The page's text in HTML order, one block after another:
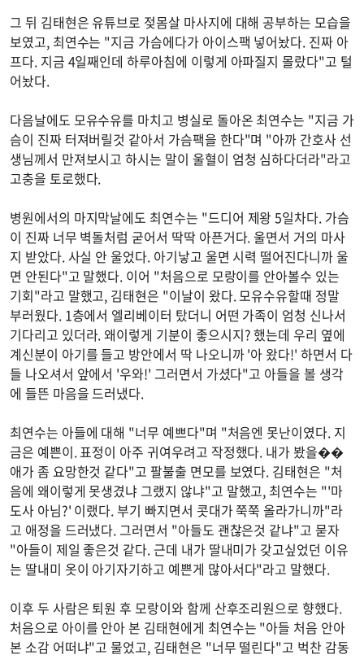
그 뒤 김태현은 유튜브로 젖몸살 마사지에 대해 공부하는 모습을
보였고, 최연수는 "지금 가슴에다가 아이스팩 넣어놨다. 진짜 아
프다. 지금 4일째인데 하루아침에 이렇게 아파질지 몰랐다"고 털
어놨다.
다음날에도 모유수유를 마치고 병실로 돌아온 최연수는 "지금 가
슴이 진짜 터져버릴것 같아서 가슴팩을 한다"며 "아까 간호사 선
생님께서 만져보시고 하시는 말이 울혈이 엄청 심하다더라"라고
고충을 토로했다.
병원에서의 마지막날에도 최연수는 "드디어 제왕 5일차다. 가슴
이 진짜 너무 벽돌처럼 굳어서 딱딱 아픈거다. 울면서 거의 마사
지 받았다. 사실 안 울었다. 아기낳고 울면 시력 떨어진다니까 울
면 안된다"고 말했다. 이어 "처음으로 모랑이를 안아볼수 있는
기회"라고 말했고, 김태현은 "이날이 왔다. 모유수유할때 정말
부러웠다. 1층에서 엘리베이터 탔더니 어떤 가족이 엄청 신나서
기다리고 있더라. 왜이렇게 기분이 좋으시지? 했는데 우리 옆에
계신분이 아기를 들고 방안에서 딱 나오니까 '아 왔다!' 하면서 다
들 나오셔서 앞에서 '우와!' 그러면서 가셨다"고 아들을 볼 생각
에 들뜬 마음을 드러냈다.
최연수는 아들에 대해 "너무 예쁘다"며 "처음엔 못난이였다. 지
금은 예쁜이. 표정이 아주 귀여우려고 작정했다. 내가 봤을��
애가 좀 요망한것 같다"고 팔불출 면모를 보였다. 김태현은 "처
음에 왜이렇게 못생겼냐 그랬지 않냐"고 말했고, 최연수는 "'마
도사 아님?' 이랬다. 부기 빠지면서 콧대가 쭉쭉 올라가니까"라
고 애정을 드러냈다. 그러면서 "아들도 괜찮은것 같냐"고 묻자
"아들이 제일 좋은것 같다. 근데 내가 딸내미가 갖고싶었던 이유
는 딸내미 옷이 아기자기하고 예쁜게 많아서다"라고 말했다.
이후 두 사람은 퇴원 후 모랑이와 함께 산후조리원으로 향했다.
처음으로 아이를 안아 본 김태현에게 최연수는 "아들 처음 안아
본 소감 어떠냐"고 물었고, 김태현은 "너무 떨린다"고 벅찬 감동